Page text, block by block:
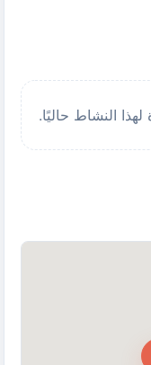
النشاط حاليًا.